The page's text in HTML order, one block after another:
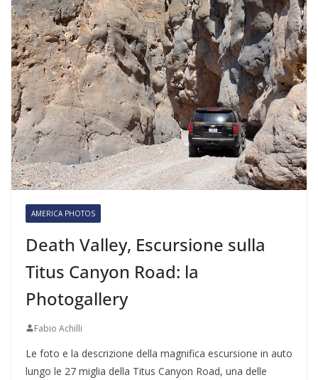
AMERICA PHOTOS
Death Valley, Escursione sulla
Titus Canyon Road: la
Photogallery
Fabio Achilli
Le foto e la descrizione della magnifica escursione in auto
lungo le 27 miglia della Titus Canyon Road, una delle